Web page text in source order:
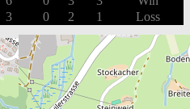
3 0 2 1 Loss